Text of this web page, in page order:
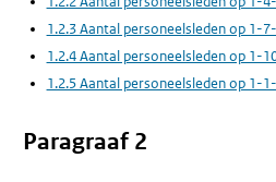
1.2.3 Aantal personeelsleden op 1-
1.2.4 Aantal personeelsleden op 1-
1.2.5 Aantal personeelsleden op 1-
Paragraaf 2